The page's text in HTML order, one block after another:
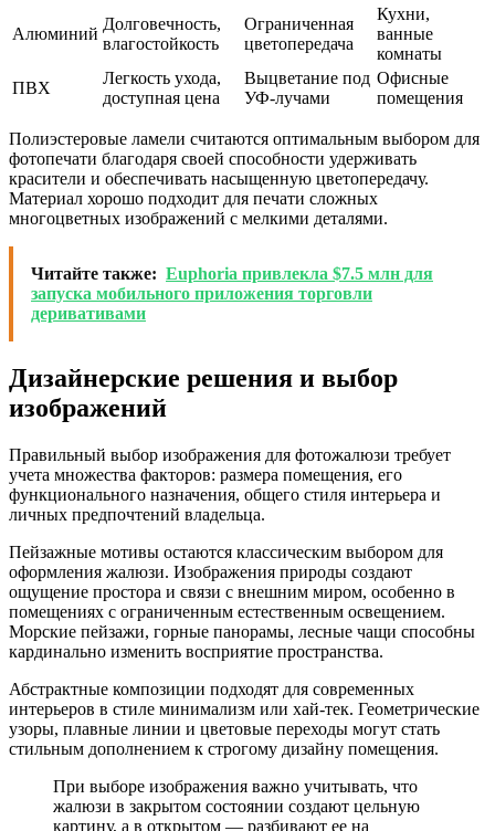
Алюминий
Долговечность,
влагостойкость
Ограниченная
цветопередача
Кухни,
ванные
комнаты
ПВХ
Легкость ухода,
доступная цена
Выцветание под
УФ-лучами
Офисные
помещения
Полиэстеровые ламели считаются оптимальным выбором для
фотопечати благодаря своей способности удерживать
красители и обеспечивать насыщенную цветопередачу.
Материал хорошо подходит для печати сложных
многоцветных изображений с мелкими деталями.
Читайте также: Euphoria привлекла $7.5 млн для
запуска мобильного приложения торговли
деривативами
Дизайнерские решения и выбор
изображений
Правильный выбор изображения для фотожалюзи требует
учета множества факторов: размера помещения, его
функционального назначения, общего стиля интерьера и
личных предпочтений владельца.
Пейзажные мотивы остаются классическим выбором для
оформления жалюзи. Изображения природы создают
ощущение простора и связи с внешним миром, особенно в
помещениях с ограниченным естественным освещением.
Морские пейзажи, горные панорамы, лесные чащи способны
кардинально изменить восприятие пространства.
Абстрактные композиции подходят для современных
интерьеров в стиле минимализм или хай-тек. Геометрические
узоры, плавные линии и цветовые переходы могут стать
стильным дополнением к строгому дизайну помещения.
При выборе изображения важно учитывать, что
жалюзи в закрытом состоянии создают цельную
картину, а в открытом — разбивают ее на